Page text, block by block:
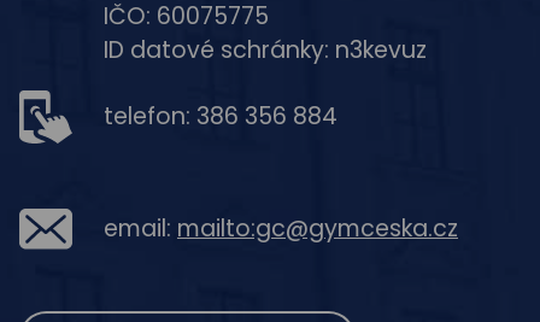
IČO: 60075775
ID datové schránky: n3kevuz
telefon: 386 356 884
email: mailto:gc@gymceska.cz